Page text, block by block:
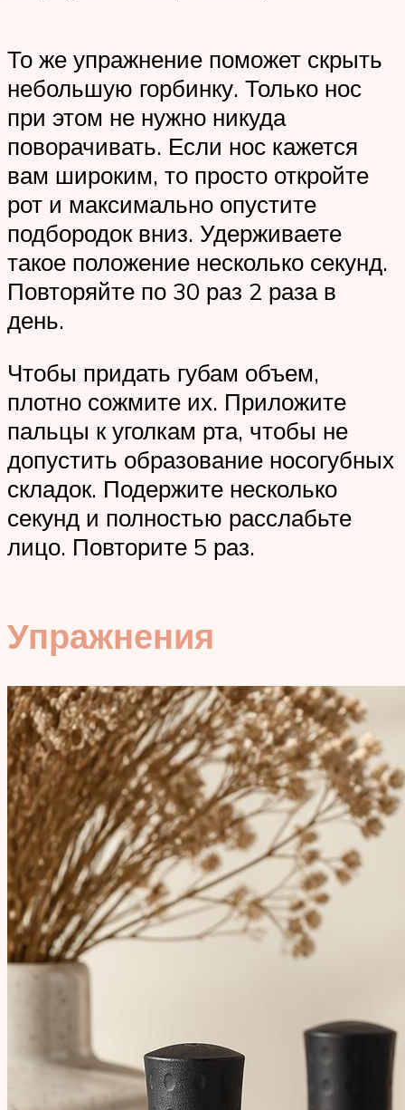
То же упражнение поможет скрыть
небольшую горбинку. Только нос
при этом не нужно никуда
поворачивать. Если нос кажется
вам широким, то просто откройте
рот и максимально опустите
подбородок вниз. Удерживаете
такое положение несколько секунд.
Повторяйте по 30 раз 2 раза в
день.
Чтобы придать губам объем,
плотно сожмите их. Приложите
пальцы к уголкам рта, чтобы не
допустить образование носогубных
складок. Подержите несколько
секунд и полностью расслабьте
лицо. Повторите 5 раз.
Упражнения